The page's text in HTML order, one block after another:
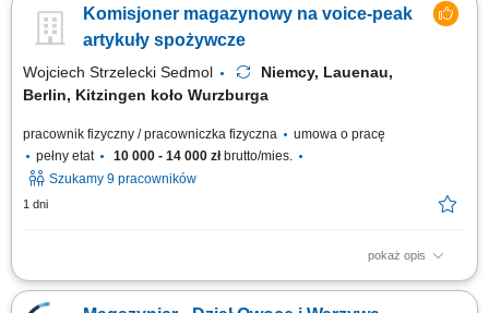
załadunek i rozładunek samochodów ciężarowych; sporządzanie i
kontrola dokumentów wysyłkowych; montaż elementów wózków
Komisjoner magazynowy na voice-peak
artykuły spożywcze
Wojciech Strzelecki Sedmol
Niemcy, Lauenau,
Berlin, Kitzingen koło Wurzburga
pracownik fizyczny / pracowniczka fizyczna
umowa o pracę
pełny etat
10 000 - 14 000 złbrutto/mies.
Szukamy 9 pracowników
1 dni
pokaż opis
Opis stanowiska: Zbieranie towaru w magazynie; Poruszanie się na
małym wózku elektrycznym; Wożenie za sobą palety, na której układamy